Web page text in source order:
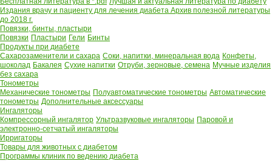
Издания врачу и пациенту для лечения диабета Архив полезной литературы
до 2018 г.
Повязки, бинты, пластыри
Повязки Пластыри Гели Бинты
Продукты при диабете
Сахарозаменители и сахара Соки, напитки, минеральная вода Конфеты,
шоколад Бакалея Сухие напитки Отруби, зерновые, семена Мучные изделия
без сахара
Тонометры
Механические тонометры Полуавтоматические тонометры Автоматические
тонометры Дополнительные аксессуары
Ингаляторы
Компрессорный ингалятор Ультразвуковые ингаляторы Паровой и
электронно-сетчатый ингаляторы
Ирригаторы
Товары для животных с диабетом
Программы клиник по ведению диабета